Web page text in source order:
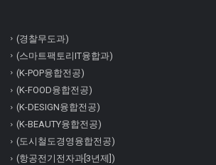
(경찰무도과)
(스마트팩토리IT융합과)
(K-POP융합전공)
(K-FOOD융합전공)
(K-DESIGN융합전공)
(K-BEAUTY융합전공)
(도시철도경영융합전공)
(항공전기전자과[3년제])